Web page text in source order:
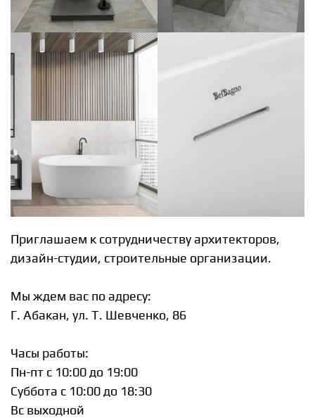
Приглашаем к сотрудничеству архитекторов,
дизайн-студии, строительные организации.
Мы ждем вас по адресу:
Г. Абакан, ул. Т. Шевченко, 86
Часы работы:
Пн-пт c 10:00 до 19:00
Суббота с 10:00 до 18:30
Вс выходной